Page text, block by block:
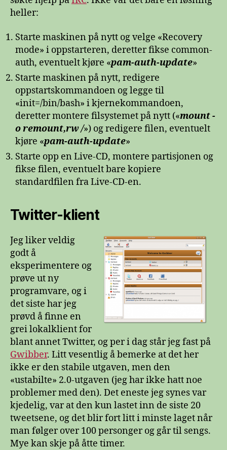
heller:
Starte maskinen på nytt og velge «Recovery
mode» i oppstarteren, deretter fikse common-
auth, eventuelt kjøre «pam-auth-update»
Starte maskinen på nytt, redigere
oppstartskommandoen og legge til
«init=/bin/bash» i kjernekommandoen,
deretter montere filsystemet på nytt («mount -
o remount,rw /») og redigere filen, eventuelt
kjøre «pam-auth-update»
Starte opp en Live-CD, montere partisjonen og
fikse filen, eventuelt bare kopiere
standardfilen fra Live-CD-en.
Twitter-klient
Jeg liker veldig
godt å
eksperimentere og
prøve ut ny
programvare, og i
det siste har jeg
prøvd å finne en
grei lokalklient for
blant annet Twitter, og per i dag står jeg fast på
Gwibber. Litt vesentlig å bemerke at det her
ikke er den stabile utgaven, men den
«ustabilte» 2.0-utgaven (jeg har ikke hatt noe
problemer med den). Det eneste jeg synes var
kjedelig, var at den kun lastet inn de siste 20
tweetsene, og det blir fort litt i minste laget når
man følger over 100 personger og går til sengs.
Mye kan skje på åtte timer.